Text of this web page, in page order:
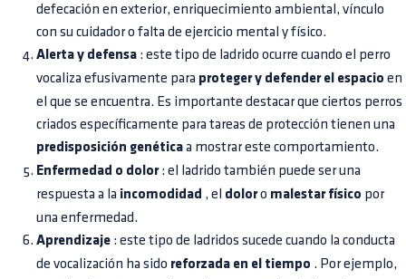
defecación en exterior, enriquecimiento ambiental, vínculo
con su cuidador o falta de ejercicio mental y físico.
Alerta y defensa : este tipo de ladrido ocurre cuando el perro
vocaliza efusivamente para proteger y defender el espacio en
el que se encuentra. Es importante destacar que ciertos perros
criados específicamente para tareas de protección tienen una
predisposición genética a mostrar este comportamiento.
Enfermedad o dolor: el ladrido también puede ser una
respuesta a la incomodidad , el doloro malestar físico por
una enfermedad.
Aprendizaje : este tipo de ladridos sucede cuando la conducta
de vocalización ha sido reforzada en el tiempo . Por ejemplo,